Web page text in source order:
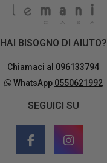
HAI BISOGNO DI AIUTO?
Chiamaci al 096133794
WhatsApp 0550621992
SEGUICI SU